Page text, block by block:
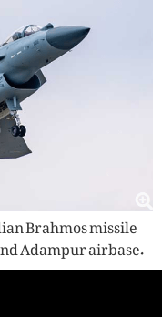
Brahmos missile
Adampur airbase.